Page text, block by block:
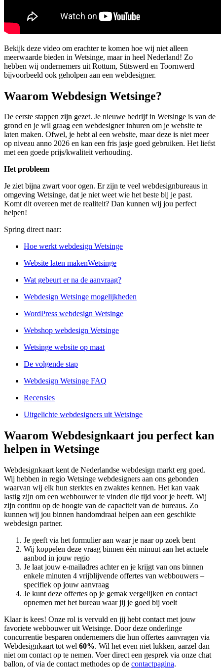
Bekijk deze video om erachter te komen hoe wij niet alleen
meerwaarde bieden in Wetsinge, maar in heel Nederland! Zo
hebben wij ondernemers uit Rottum, Stitswerd en Toornwerd
bijvoorbeeld ook geholpen aan een webdesigner.
Waarom Webdesign Wetsinge?
De eerste stappen zijn gezet. Je nieuwe bedrijf in Wetsinge is van de
grond en je wil graag een webdesigner inhuren om je website te
laten maken. Ofwel, je hebt al een website, maar deze is niet meer
op niveau anno 2026 en kan een fris jasje goed gebruiken. Het liefst
met een goede prijs/kwaliteit verhouding.
Het probleem
Je ziet bijna zwart voor ogen. Er zijn te veel webdesignbureaus in
omgeving Wetsinge, dat je niet weet wie het beste bij je past.
Komt dit overeen met de realiteit? Dan kunnen wij jou perfect
helpen!
Spring direct naar:
Hoe werkt webdesign Wetsinge
Website laten makenWetsinge
Wat gebeurt er na de aanvraag?
Webdesign Wetsinge mogelijkheden
WordPress webdesign Wetsinge
Webshop webdesign Wetsinge
Wetsinge website op maat
De volgende stap
Webdesign Wetsinge FAQ
Recensies
Uitgelichte webdesigners uit Wetsinge
Waarom Webdesignkaart jou perfect kan
helpen in Wetsinge
Webdesignkaart kent de Nederlandse webdesign markt erg goed.
Wij hebben in regio Wetsinge webdesigners aan ons gebonden
waarvan wij elk hun sterktes en zwaktes kennen. Het kan vaak
lastig zijn om een webbouwer te vinden die tijd voor je heeft. Wij
zijn continu op de hoogte van de capaciteit van de bureaus. Zo
kunnen wij jou binnen handomdraai helpen aan een geschikte
webdesign partner.
Je geeft via het formulier aan waar je naar op zoek bent
Wij koppelen deze vraag binnen één minuut aan het actuele
aanbod in jouw regio
Je laat jouw e-mailadres achter en je krijgt van ons binnen
enkele minuten 4 vrijblijvende offertes van webbouwers –
specifiek op jouw aanvraag
Je kunt deze offertes op je gemak vergelijken en contact
opnemen met het bureau waar jij je goed bij voelt
Klaar is kees! Onze rol is vervuld en jij hebt contact met jouw
favoriete webbouwer uit Wetsinge. Door deze onderlinge
concurrentie besparen ondernemers die hun offertes aanvragen via
Webdesignkaart tot wel 60%. Wil het even niet lukken, aarzel dan
niet om contact op te nemen. Voer direct een gesprek via onze chat
ballon, of via de contact methodes op de contactpagina.